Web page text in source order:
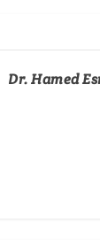
Dr. Hamed